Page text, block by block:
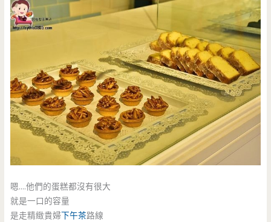
嗯….他們的蛋糕都沒有很大
就是一口的容量
是走精緻貴婦下午茶路線